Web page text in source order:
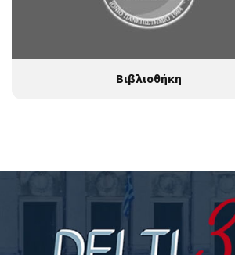
Βιβλιοθήκη